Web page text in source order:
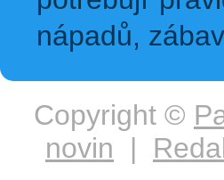
nápadů,
Copyright ©
novin |